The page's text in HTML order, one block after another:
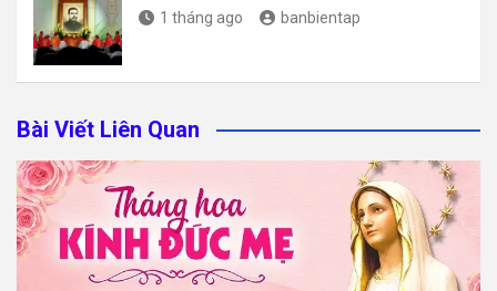
1 tháng ago banbientap
Bài Viết Liên Quan